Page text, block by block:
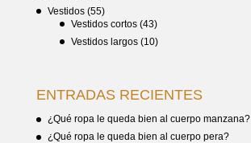
Vestidos (55)
Vestidos cortos (43)
Vestidos largos (10)
ENTRADAS RECIENTES
¿Qué ropa le queda bien al cuerpo manzana?
¿Qué ropa le queda bien al cuerpo pera?